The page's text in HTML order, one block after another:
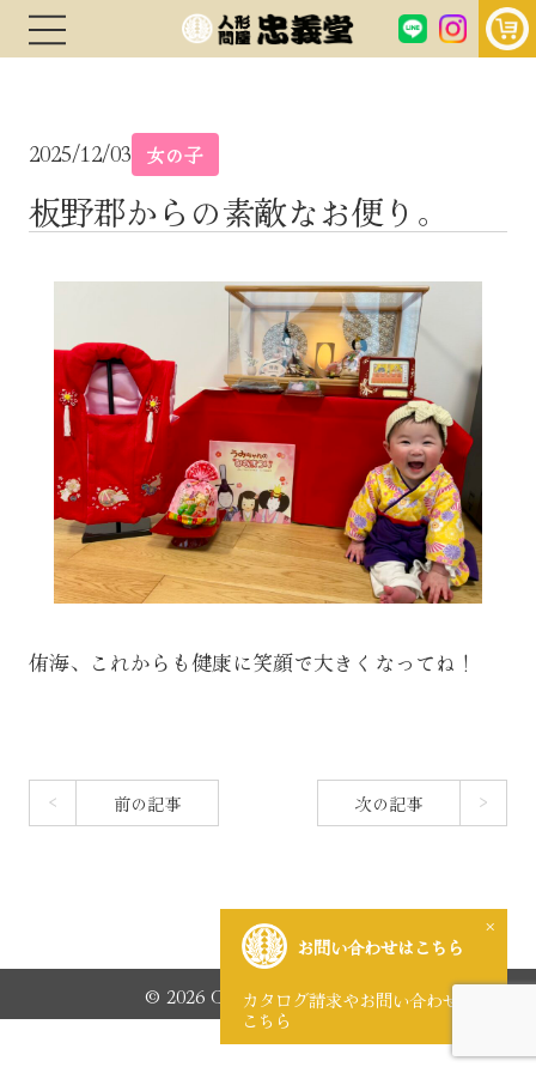
2025/12/03 女の子
板野郡からの素敵なお便り。
侑海、これからも健康に笑顔で大きくなってね！
前の記事 次の記事
お問い合わせはこちら
カタログ請求やお問い合わせは
こちら
×
© 2026 CHUGIDO Co.,LTD.